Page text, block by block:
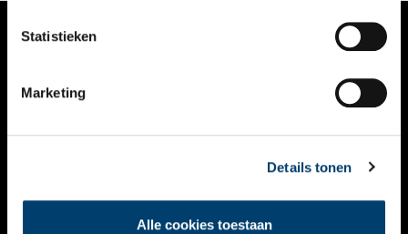
Statistieken
Marketing
Details tonen
Alle cookies toestaan
NIEUWS
KALENDER
ACTIVITEITEN